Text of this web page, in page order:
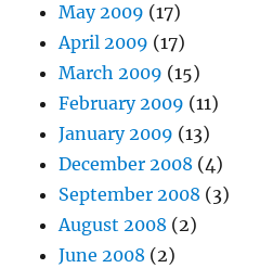
May 2009 (17)
April 2009 (17)
March 2009 (15)
February 2009 (11)
January 2009 (13)
December 2008 (4)
September 2008 (3)
August 2008 (2)
June 2008 (2)